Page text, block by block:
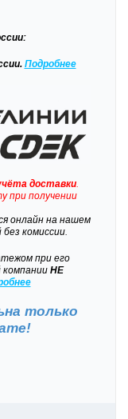
Подробнее
доставки.
при получении
онлайн на нашем
комиссии.
при его
компанииНЕ
только